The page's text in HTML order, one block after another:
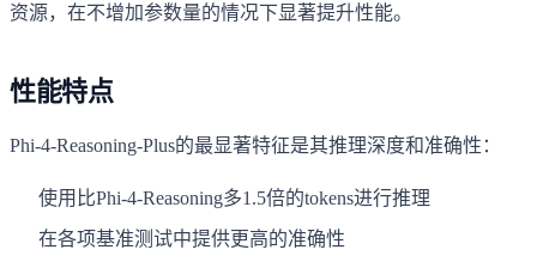
资源，在不增加参数量的情况下显著提升性能。
性能特点
Phi-4-Reasoning-Plus的最显著特征是其推理深度和准确性：
使用比Phi-4-Reasoning多1.5倍的tokens进行推理
在各项基准测试中提供更高的准确性